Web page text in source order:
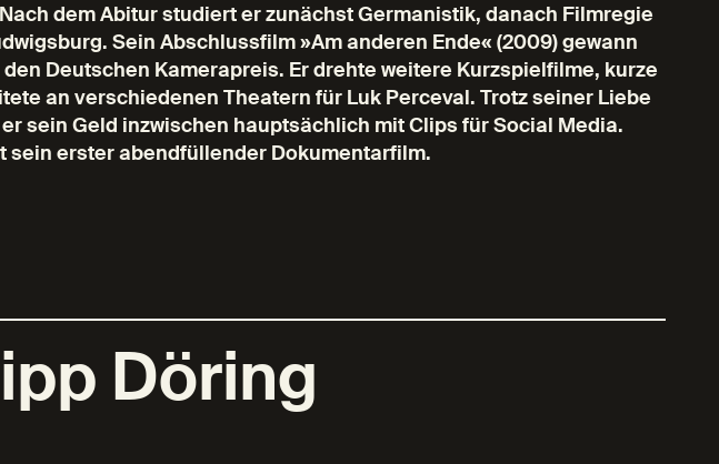
dem Abitur studiert er zunächst Germanistik, danach Filmregie
Sein Abschlussfilm »Am anderen Ende« (2009) gewann
Deutschen Kamerapreis. Er drehte weitere Kurzspielfilme, kurze
an verschiedenen Theatern für Luk Perceval. Trotz seiner Liebe
sein Geld inzwischen hauptsächlich mit Clips für Social Media.
sein erster abendfüllender Dokumentarfilm.
Döring